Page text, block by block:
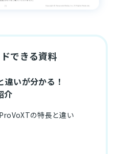
できる資料
違いが分かる！
介
の特長と違い